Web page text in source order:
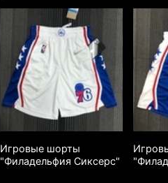
Игровые шорты
"Филадельфия Сиксерс"